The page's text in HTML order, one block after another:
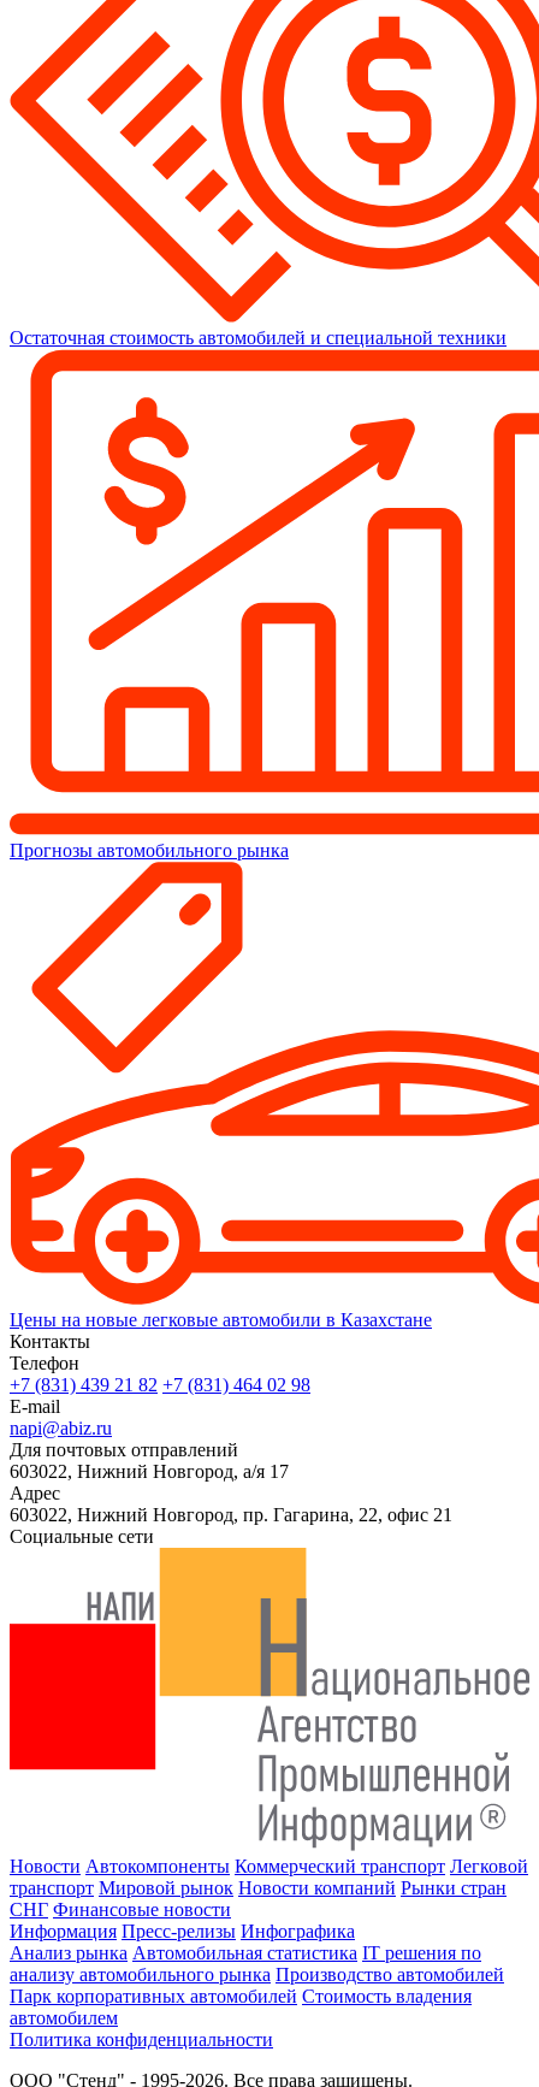
Остаточная стоимость автомобилей и специальной техники
Прогнозы автомобильного рынка
Цены на новые легковые автомобили в Казахстане
Контакты
Телефон
+7 (831) 439 21 82 +7 (831) 464 02 98
E-mail
napi@abiz.ru
Для почтовых отправлений
603022, Нижний Новгород, а/я 17
Адрес
603022, Нижний Новгород, пр. Гагарина, 22, офис 21
Социальные сети
Новости Автокомпоненты Коммерческий транспорт Легковой
транспорт Мировой рынок Новости компаний Рынки стран
СНГ Финансовые новости
Информация Пресс-релизы Инфографика
Анализ рынка Автомобильная статистика IT решения по
анализу автомобильного рынка Производство автомобилей
Парк корпоративных автомобилей Стоимость владения
автомобилем
Политика конфиденциальности
ООО "Стенд" - 1995-2026. Все права защищены.